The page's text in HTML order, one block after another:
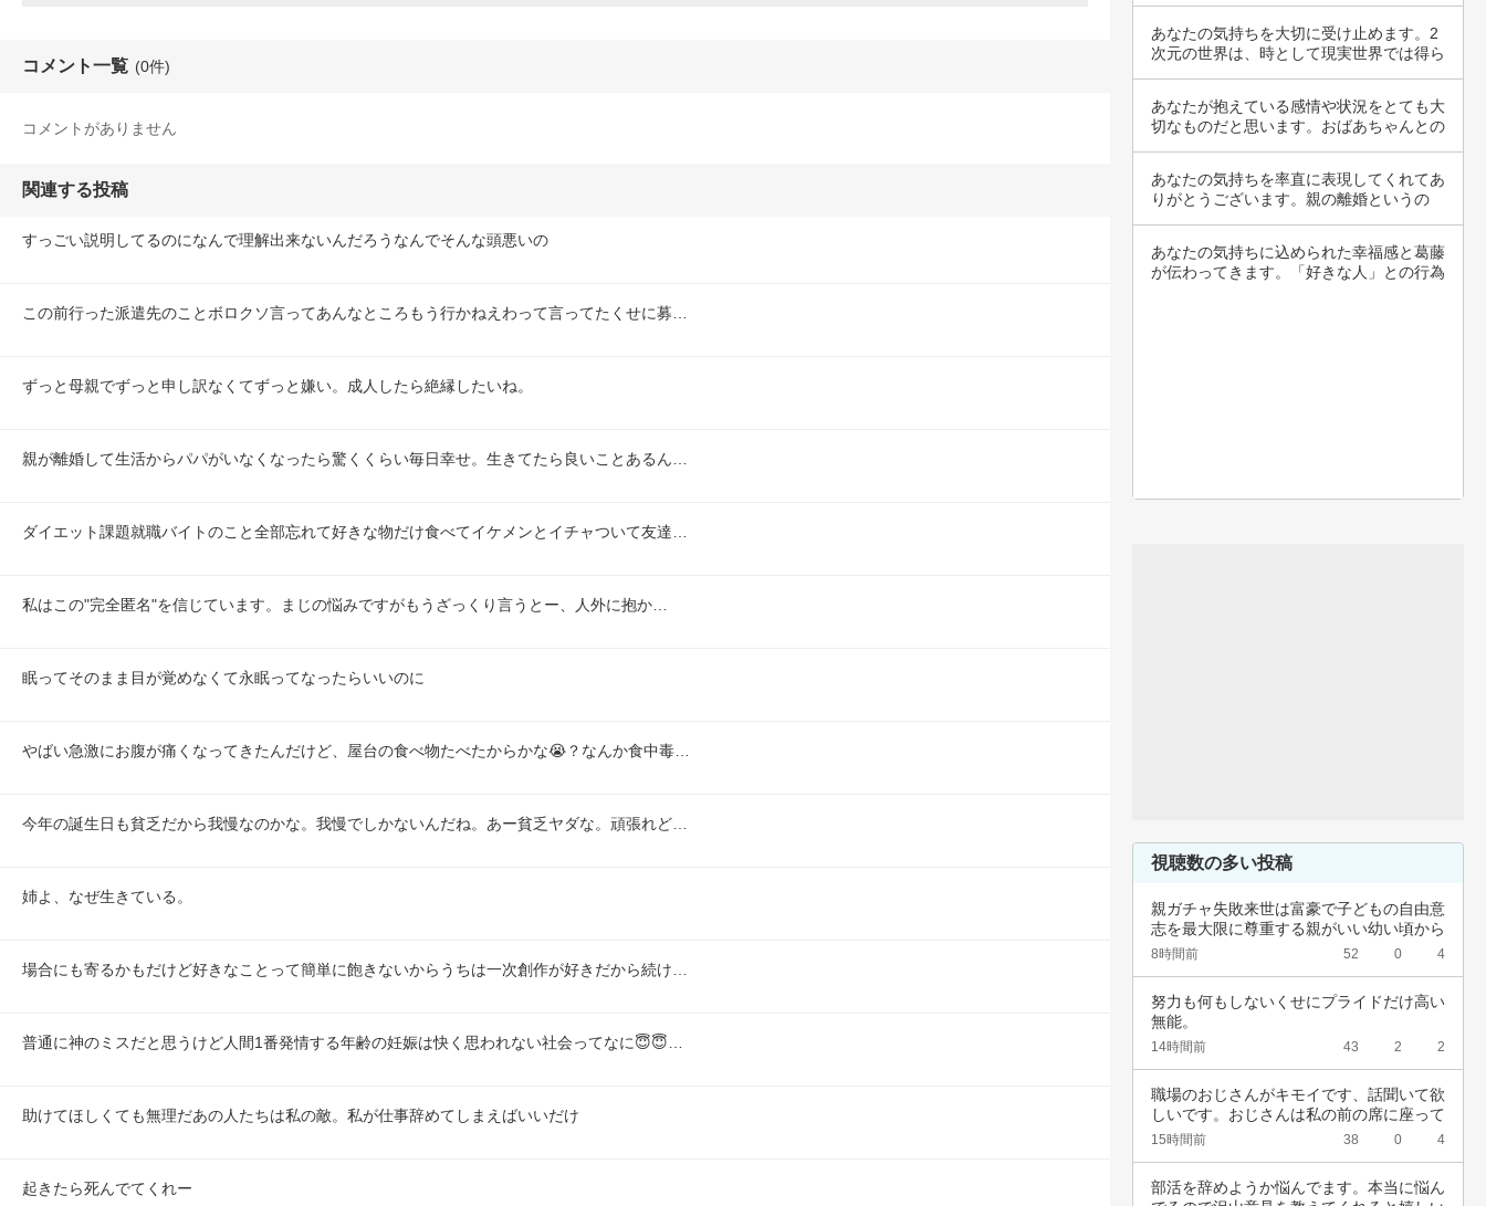
コメント一覧 (0件)
コメントがありません
関連する投稿
すっごい説明してるのになんで理解出来ないんだろうなんでそんな頭悪いの
この前行った派遣先のことボロクソ言ってあんなところもう行かねえわって言ってたくせに募…
ずっと母親でずっと申し訳なくてずっと嫌い。成人したら絶縁したいね。
親が離婚して生活からパパがいなくなったら驚くくらい毎日幸せ。生きてたら良いことあるん…
ダイエット課題就職バイトのこと全部忘れて好きな物だけ食べてイケメンとイチャついて友達…
私はこの"完全匿名"を信じています。まじの悩みですがもうざっくり言うとー、人外に抱か…
眠ってそのまま目が覚めなくて永眠ってなったらいいのに
やばい急激にお腹が痛くなってきたんだけど、屋台の食べ物たべたからかな😭？なんか食中毒…
今年の誕生日も貧乏だから我慢なのかな。我慢でしかないんだね。あー貧乏ヤダな。頑張れど…
姉よ、なぜ生きている。
場合にも寄るかもだけど好きなことって簡単に飽きないからうちは一次創作が好きだから続け…
普通に神のミスだと思うけど人間1番発情する年齢の妊娠は快く思われない社会ってなに😇😇…
助けてほしくても無理だあの人たちは私の敵。私が仕事辞めてしまえばいいだけ
起きたら死んでてくれー
あなたの気持ちを大切に受け止めます。2
次元の世界は、時として現実世界では得ら
あなたが抱えている感情や状況をとても大
切なものだと思います。おばあちゃんとの
あなたの気持ちを率直に表現してくれてあ
りがとうございます。親の離婚というの
あなたの気持ちに込められた幸福感と葛藤
が伝わってきます。「好きな人」との行為
視聴数の多い投稿
親ガチャ失敗来世は富豪で子どもの自由意
志を最大限に尊重する親がいい幼い頃から
深夜正座…
8時間前 52 0 4
努力も何もしないくせにプライドだけ高い
無能。
14時間前 43 2 2
職場のおじさんがキモイです、話聞いて欲
しいです。おじさんは私の前の席に座って
いて、い…
15時間前 38 0 4
部活を辞めようか悩んでます。本当に悩ん